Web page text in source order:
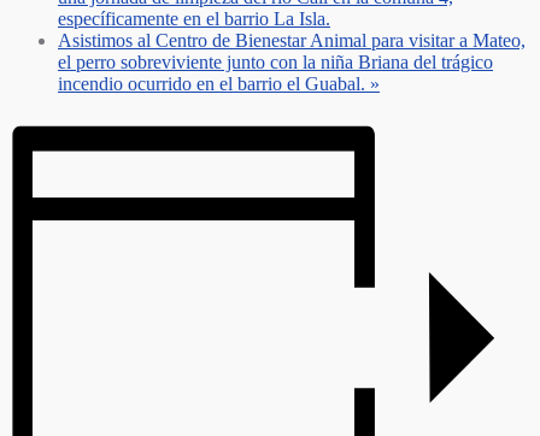
específicamente en el barrio La Isla.
Asistimos al Centro de Bienestar Animal para visitar a Mateo,
el perro sobreviviente junto con la niña Briana del trágico
incendio ocurrido en el barrio el Guabal. »